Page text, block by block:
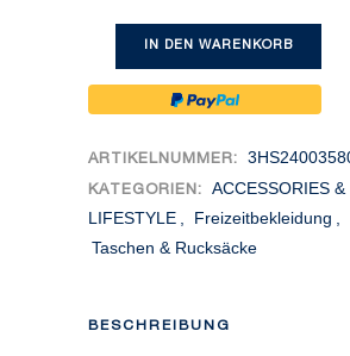
war:
204,80 €
IN DEN WARENKORB
ARTIKELNUMMER:
KATEGORIEN:
ACCESSORIES &
LIFESTYLE
Freizeitbekleidung
Taschen & Rucksäcke
BESCHREIBUNG